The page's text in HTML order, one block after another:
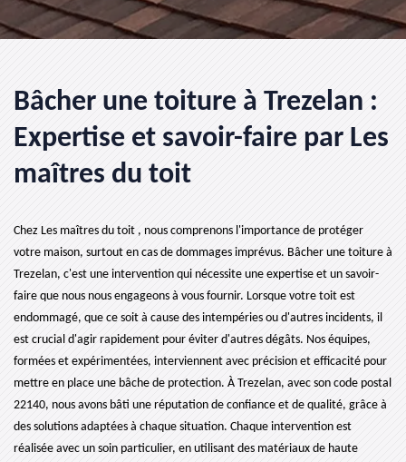
Bâcher une toiture à Trezelan :
Expertise et savoir-faire par Les
maîtres du toit
Chez Les maîtres du toit , nous comprenons l'importance de protéger
votre maison, surtout en cas de dommages imprévus. Bâcher une toiture à
Trezelan, c'est une intervention qui nécessite une expertise et un savoir-
faire que nous nous engageons à vous fournir. Lorsque votre toit est
endommagé, que ce soit à cause des intempéries ou d'autres incidents, il
est crucial d'agir rapidement pour éviter d'autres dégâts. Nos équipes,
formées et expérimentées, interviennent avec précision et efficacité pour
mettre en place une bâche de protection. À Trezelan, avec son code postal
22140, nous avons bâti une réputation de confiance et de qualité, grâce à
des solutions adaptées à chaque situation. Chaque intervention est
réalisée avec un soin particulier, en utilisant des matériaux de haute